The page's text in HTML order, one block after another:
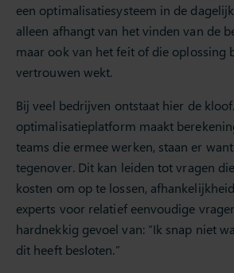
een optimalisatiesysteem in de
alleen afhangt van het vinden van de
maar ook van het feit of die oplossing
vertrouwen wekt.
Bij veel bedrijven ontstaat hier de
optimalisatieplatform maakt
teams die ermee werken, staan er
tegenover. Dit kan leiden tot vragen
kosten om op te lossen,
experts voor relatief eenvoudige
hardnekkig gevoel van: “Ik snap niet
dit heeft besloten.”